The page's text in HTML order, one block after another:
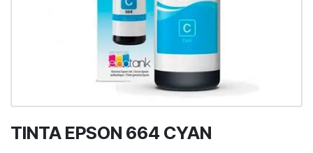
TINTA EPSON 664 CYAN